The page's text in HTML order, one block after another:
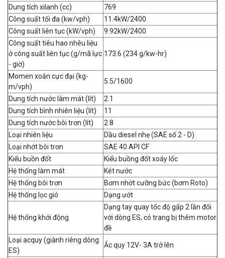
Dung tích xilanh (cc)
769
Công suất tối đa (kw/vph)
11.4kW/2400
Công suất liên tục (kW/vph)
9.92kW/2400
Công suất tiêu hao nhêu liệu
ở công suất liên tục (g/mã lực
- giờ)
173.6 (234 g/kw-hr)
Momen xoắn cực đại (kg-
m/vph)
5.5/1600
Dung tích nước làm mát (lít)
2.1
Dung tích bình nhiên liệu (lít)
11
Dung tích nước bôi trơn (lít)
2.8
Loại nhiên liệu
Dầu diesel nhẹ (SAE số 2 - D)
Loại nhớt bôi trơn
SAE 40 API CF
Kiểu buồn đốt
Kiểu buồng đốt xoáy lốc
Hệ thống làm mát
Két nước
Hệ thống bôi trơn
Bơm nhớt cưỡng bức (bơm Roto)
Hệ thống lọc gió
Dạng ướt
Hệ thống khởi động
Dạng tay quay tốc độ gấp 2 lần đối
với dòng ES, có trang bị thêm motor
đề
Loại acquy (giành riêng dòng
ES)
Ắc quy 12V- 3A trở lên